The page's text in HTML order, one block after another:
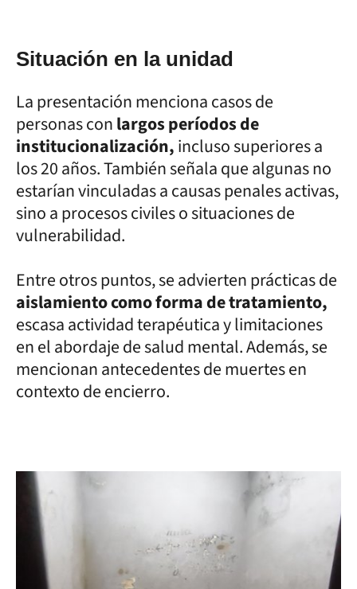
Situación en la unidad
La presentación menciona casos de
personas conlargos períodos de
institucionalización,incluso superiores a
los 20 años. También señala que algunas no
estarían vinculadas a causas penales activas,
sino a procesos civiles o situaciones de
vulnerabilidad.
Entre otros puntos, se advierten prácticas de
aislamiento como forma de tratamiento,
escasa actividad terapéutica y limitaciones
en el abordaje de salud mental. Además, se
mencionan antecedentes de muertes en
contexto de encierro.